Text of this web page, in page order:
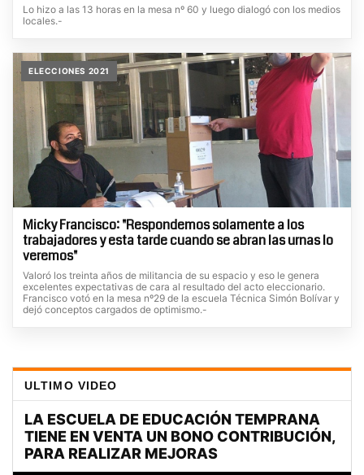
Lo hizo a las 13 horas en la mesa nº 60 y luego dialogó con los medios
locales.-
ELECCIONES 2021
Micky Francisco: "Respondemos solamente a los
trabajadores y esta tarde cuando se abran las urnas lo
veremos"
Valoró los treinta años de militancia de su espacio y eso le genera
excelentes expectativas de cara al resultado del acto eleccionario.
Francisco votó en la mesa nº29 de la escuela Técnica Simón Bolívar y
dejó conceptos cargados de optimismo.-
ULTIMO VIDEO